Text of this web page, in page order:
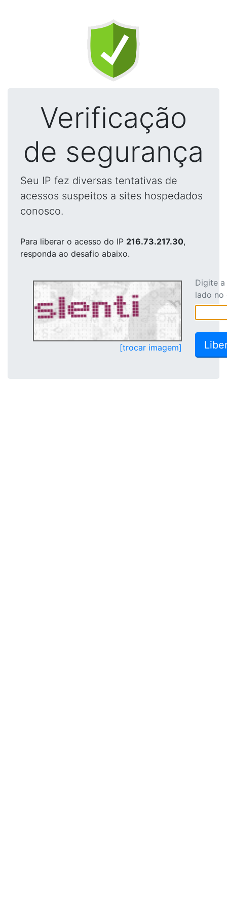
Verificação
de segurança
Seu IP fez diversas tentativas de
acessos suspeitos a sites hospedados
conosco.
Para liberar o acesso do IP 216.73.217.30,
responda ao desafio abaixo.
[trocar imagem]
Digite
lado no